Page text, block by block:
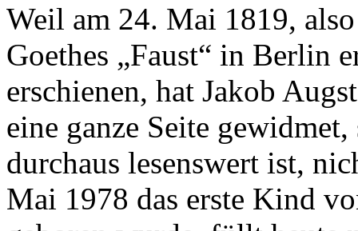
Weil am 24. Mai 1819,
Goethes „Faust“ in Berlin
erschienen, hat Jakob
eine ganze Seite
durchaus lesenswert ist,
Mai 1978 das erste Kind